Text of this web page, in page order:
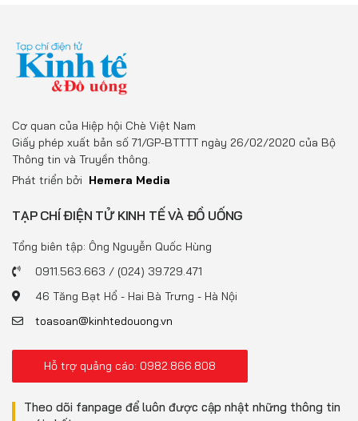
Cơ quan của Hiệp hội Chè Việt Nam
Giấy phép xuất bản số 71/GP-BTTTT ngày 26/02/2020 của Bộ
Thông tin và Truyền thông.
Phát triển bởi Hemera Media
TẠP CHÍ ĐIỆN TỬ KINH TẾ VÀ ĐỒ UỐNG
Tổng biên tập: Ông Nguyễn Quốc Hùng
0911.563.663 / (024) 39.729.471
46 Tăng Bạt Hổ - Hai Bà Trưng - Hà Nội
toasoan@kinhtedouong.vn
Hỗ trợ quảng cáo: 0982.866.808
Theo dõi fanpage để luôn được cập nhật những thông tin